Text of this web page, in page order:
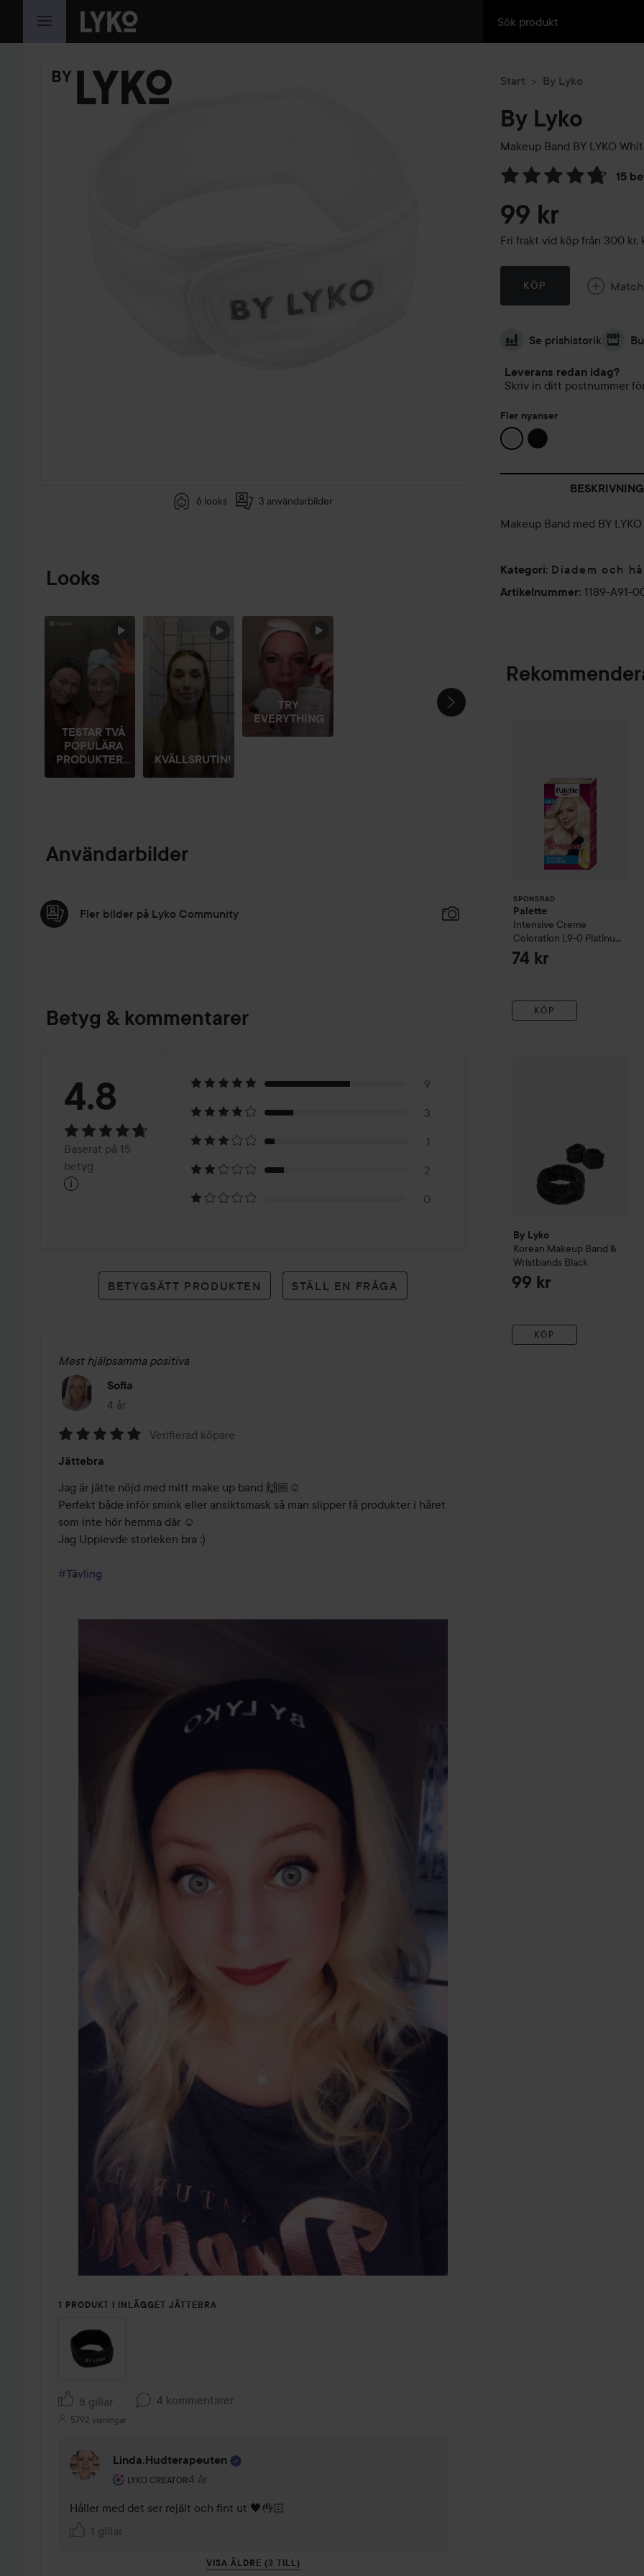
HOPPA TILL INNEHÅLLET
6 looks 3 användarbilder
Looks
HOPPA ÖVER SEKTIONEN
TESTAR TVÅ
POPULÄRA
PRODUKTER...
KVÄLLSRUTIN!
TRY
EVERYTHING
FREDAGS
PERFEKT
HÖSTENS
Användarbilder
Fler bilder på Lyko Community
Betyg & kommentarer
Betyg:
4.8Baserat
på
betyg
4.8
Baserat på 15
betyg
i
9
3
1
2
0
BETYGSÄTT PRODUKTEN STÄLL EN FRÅGA
Mest hjälpsamma positiva
Sofia
4 år
Inlägget skapades 4 år
5
av
5
Verifierad köpare
Jättebra
Jag är jätte nöjd med mitt make up band 🙌🏼☺️
Perfekt både inför smink eller ansiktsmask så man slipper få produkter i håret
som inte hör hemma där ☺️
Jag Upplevde storleken bra :)
#Tävling
1 PRODUKT I INLÄGGET JÄTTEBRA
8 gillar 4 kommentarer
5792 visningar
Linda.hudterapeuten
LYKO CREATOR
Användarens roll: Lyko Creator.
4 år
Kommentaren lades 4 år
Håller med det ser rejält och fint ut 🖤👌🏻
1 gillar
VISA ÄLDRE (3 TILL)
Start By Lyko
By Lyko
Makeup Band BY LYKO
15
Hoppa till Betyg &
99 kr
Fri frakt vid köp från 300 kr,
KÖP
Se prishistorik
Leverans redan idag?
Skriv in ditt postnummer
Fler nyanser
BESKRIVNING
Makeup Band med BY
Kategori: Diadem och
Artikelnummer: 1189-A91-
SPONSRAD
Palette
Intensive Creme
Coloration L9-0 Platinum
Blonde
74 kr
KÖP
By Lyko
Korean Makeup Band &
Wristbands Black
99 kr
KÖP